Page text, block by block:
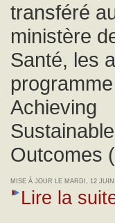
transféré
ministère
Santé, les
Achieving
Sustainable
Outcomes
MISE À JOUR LE MARDI, 12
Lire la